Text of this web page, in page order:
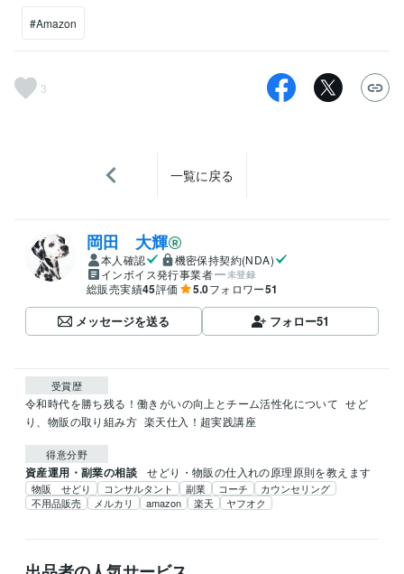
#Amazon
3
一覧に戻る
岡田 大輝
本人確認
機密保持契約(NDA)
インボイス発行事業者
未登録
総販売実績45評価 5.0フォロワー51
メッセージを送る フォロー51
受賞歴
令和時代を勝ち残る！働きがいの向上とチーム活性化について せど
り、物販の取り組み方 楽天仕入！超実践講座
得意分野
資産運用・副業の相談 せどり・物販の仕入れの原理原則を教えます
物販 せどり コンサルタント 副業 コーチ
カウンセリング
不用品販売
メルカリ amazon 楽天 ヤフオク